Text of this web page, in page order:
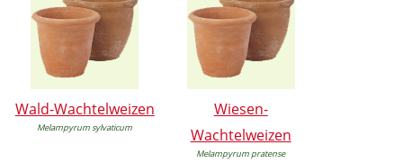
Wald-Wachtelweizen
Melampyrum sylvaticum
Wiesen-
Wachtelweizen
Melampyrum pratense